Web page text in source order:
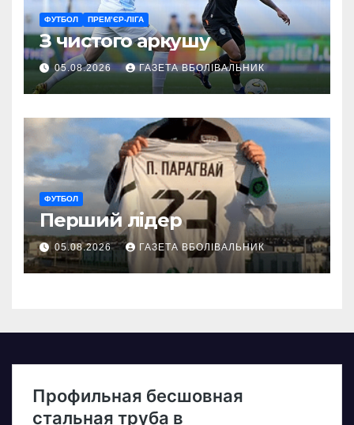
ФУТБОЛ ПРЕМ’ЄР-ЛІГА
З чистого аркушу
05.08.2026 ГАЗЕТА ВБОЛІВАЛЬНИК
ФУТБОЛ
Перший лідер
05.08.2026 ГАЗЕТА ВБОЛІВАЛЬНИК